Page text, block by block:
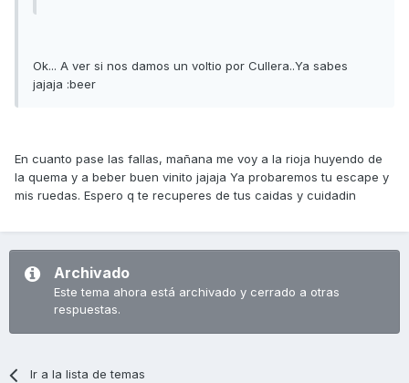
Ok... A ver si nos damos un voltio por Cullera..Ya sabes
jajaja :beer
En cuanto pase las fallas, mañana me voy a la rioja huyendo de
la quema y a beber buen vinito jajaja Ya probaremos tu escape y
mis ruedas. Espero q te recuperes de tus caidas y cuidadin
Archivado
Este tema ahora está archivado y cerrado a otras
respuestas.
Ir a la lista de temas